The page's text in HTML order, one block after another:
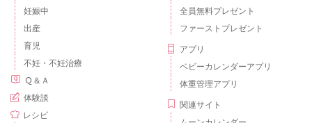
妊娠中
出産
育児
不妊・不妊治療
Ｑ＆Ａ
体験談
レシピ
全員無料プレゼント
ファーストプレゼント
アプリ
ベビーカレンダーアプリ
体重管理アプリ
関連サイト